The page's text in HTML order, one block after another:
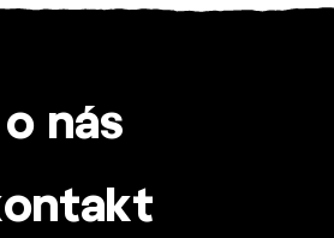
o nás